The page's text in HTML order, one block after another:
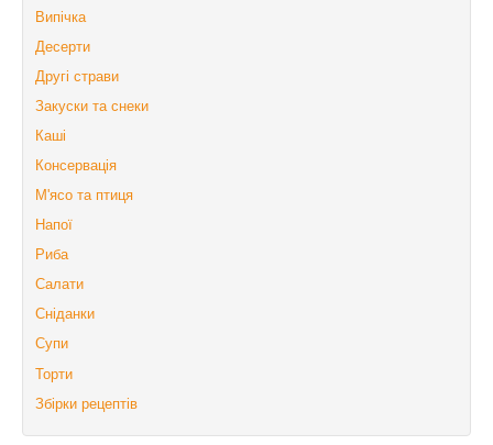
Випічка
Десерти
Другі страви
Закуски та снеки
Каші
Консервація
М'ясо та птиця
Напої
Риба
Салати
Сніданки
Супи
Торти
Збірки рецептів